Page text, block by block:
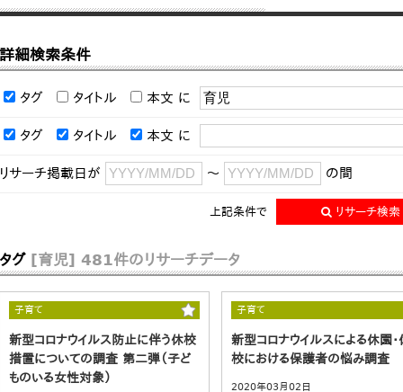
詳細検索条件
タグ タイトル 本文 に
タグ タイトル 本文 に
リサーチ掲載日が ～ の間
上記条件で リサーチ検索
タグ [育児] 481件のリサーチデータ
子育て
新型コロナウイルス防止に伴う休校
措置についての調査 第二弾（子ど
ものいる女性対象）
子育て
新型コロナウイルスによる休園・
校における保護者の悩み調査
2020年03月02日